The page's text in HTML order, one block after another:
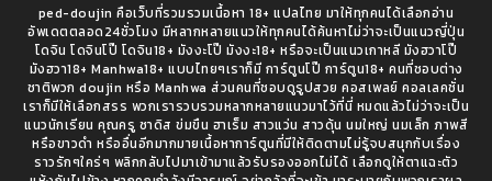
ped-doujin คือเว็บที่รวมรวมเนื้อหา 18+ แปลไทย มาให้ทุกคนได้เลือกอ่าน
อัพเดตตลอด24ชั่วโมง มีหลากหลายแนวให้ทุกคนได้ค้นหาไม่ว่าจะเป็นแนวญี่ปุ่น
โดจิน โดจินโป๊ โดจิน18+ มังงะโป๊ มังงะ18+ หรือจะเป็นแนวเกาหลี มังฮวาโป๊
มังฮวา18+ Manhwa18+ แบบไทยๆเราก็มี การ์ตูนโป๊ การ์ตูน18+ คนที่ชอบต่าง
ชาติพวก doujin หรือ Manhwa ส่วนคนที่ชอบดูรูปสวย คอสเพลย์ คอลเลคชั่น
เราก็มีให้เลือกสรร พวกเรารวบรวมหลากหลายแนวมาไว้ที่นี่ หมดแล้วไม่ว่าจะเป็น
แนวนักเรียน คุณครู ซาดิส ข่มขืน ฮาเร็ม สาวแว่น สาวดุ้น นมใหญ่ นมเล็ก ภาพสี
หรือขาวดำ หรืออื่นอีกมากมายเนื้อหาการ์ตูนที่มีให้ติดตามไม่รู้จบสนุกกับเรื่อง
ราวรักๆใคร่ๆ พลิกกลับไปมาเข้ามาแล้วรับรองออกไม่ได้ เลือกดูให้ตาแฉะตัว